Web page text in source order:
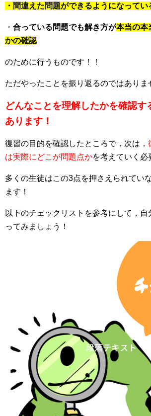
・間違えた問題ができるようになってい
・ 合っている問題でも解き方が本当の本
かの確認
のために行うものです！！
ただやったことを振り返るのではありま
どんなことを理解したかを確認す
あります！
復習の目的を確認したところで，次は，
は実際にどこが問題点かを考えていく必
多くの生徒はこの3点を押さえられてい
ます！
以下のチェックリストを参考にして，自
ってみましょう！